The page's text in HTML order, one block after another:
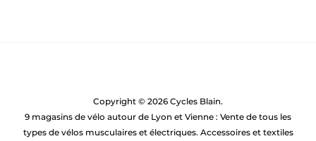
Copyright © 2026 Cycles Blain.
9 magasins de vélo autour de Lyon et Vienne : Vente de tous les
types de vélos musculaires et électriques. Accessoires et textiles